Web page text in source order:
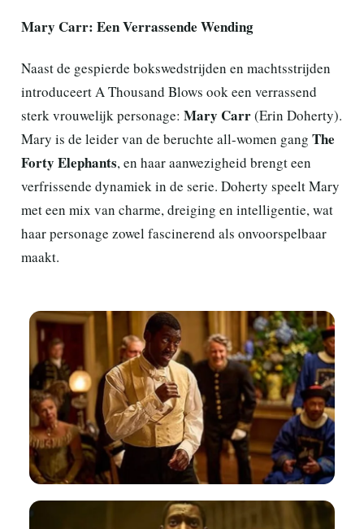
Mary Carr: Een Verrassende Wending
Naast de gespierde bokswedstrijden en machtsstrijden
introduceert A Thousand Blows ook een verrassend
sterk vrouwelijk personage: Mary Carr(Erin Doherty).
Mary is de leider van de beruchte all-women gang The
Forty Elephants, en haar aanwezigheid brengt een
verfrissende dynamiek in de serie. Doherty speelt Mary
met een mix van charme, dreiging en intelligentie, wat
haar personage zowel fascinerend als onvoorspelbaar
maakt.